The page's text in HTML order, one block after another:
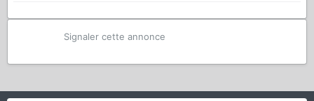
Signaler cette annonce